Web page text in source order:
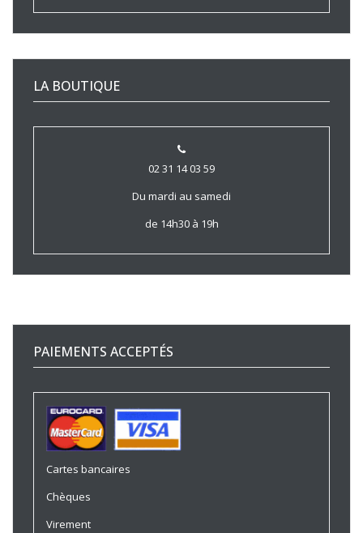
LA BOUTIQUE
02 31 14 03 59
Du mardi au samedi
de 14h30 à 19h
PAIEMENTS ACCEPTÉS
Cartes bancaires
Chèques
Virement